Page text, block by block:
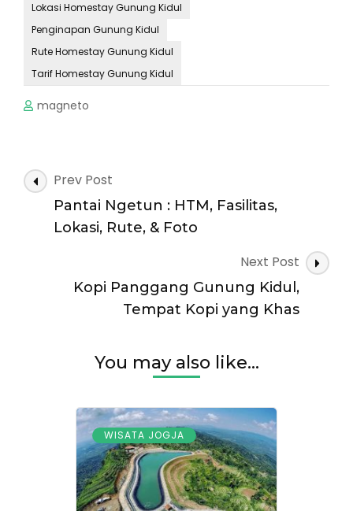
Lokasi Homestay Gunung Kidul
Penginapan Gunung Kidul
Rute Homestay Gunung Kidul
Tarif Homestay Gunung Kidul
magneto
Post
Navigation
Prev Post
Pantai Ngetun : HTM, Fasilitas,
Lokasi, Rute, & Foto
Next Post
Kopi Panggang Gunung Kidul,
Tempat Kopi yang Khas
You may also like...
WISATA JOGJA